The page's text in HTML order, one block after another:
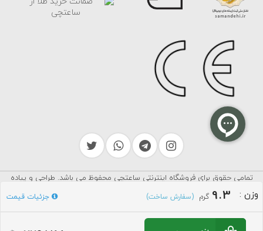
وزن :
9.3 گرم (سفارش ساخت) جزئیات قیمت
تمامی حقوق برای فروشگاه اینترنتی ساعتچی محفوظ می باشد. طراحی و پیاده
سازی توسط